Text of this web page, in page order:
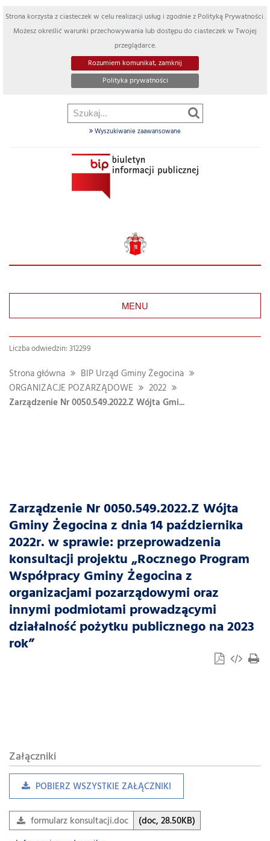
Strona korzysta z ciasteczek w celu realizacji usług i zgodnie z Polityką Prywatności.
Możesz określić warunki przechowywania lub dostępu do ciasteczek w Twojej
przeglądarce.
Rozumiem komunikat, zamknij
Polityka prywatności
Wyszukiwanie zaawansowane
MENU
Liczba odwiedzin: 312299
Strona główna
BIP Urząd Gminy Żegocina
ORGANIZACJE POZARZĄDOWE
2022
Zarządzenie Nr 0050.549.2022.Z Wójta Gmi...
Zarządzenie Nr 0050.549.2022.Z Wójta
Gminy Żegocina z dnia 14 października
2022r. w sprawie: przeprowadzenia
konsultacji projektu „Rocznego Program
Współpracy Gminy Żegocina z
organizacjami pozarządowymi oraz
innymi podmiotami prowadzącymi
działalność pożytku publicznego na 2023
rok”
Załączniki
POBIERZ WSZYSTKIE ZAŁĄCZNIKI
formularz konsultacji.doc
(doc, 28.50KB)